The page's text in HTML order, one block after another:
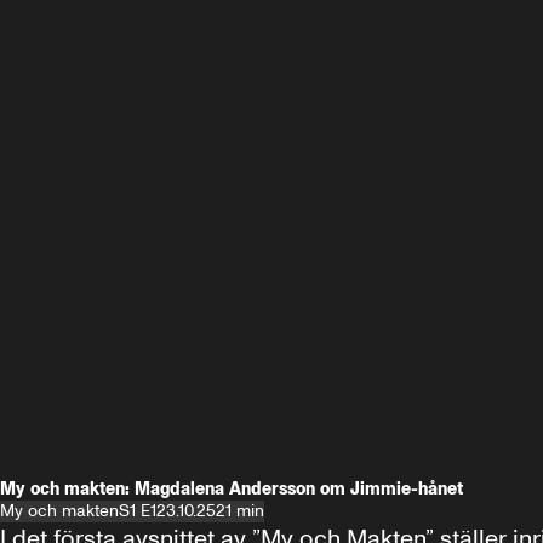
My och makten: Magdalena Andersson om Jimmie-hånet
My och maktenS1 E123.10.2521 min